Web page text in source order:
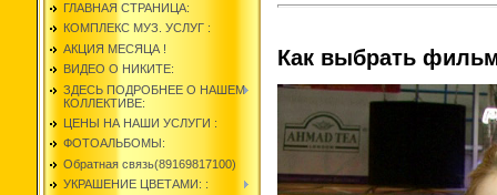
ГЛАВНАЯ СТРАНИЦА:
КОМПЛЕКС МУЗ. УСЛУГ :
АКЦИЯ МЕСЯЦА !
ВИДЕО О НИКИТЕ:
ЗДЕСЬ ПОДРОБНЕЕ О НАШЕМ
КОЛЛЕКТИВЕ:
ЦЕНЫ НА НАШИ УСЛУГИ :
ФОТОАЛЬБОМЫ:
Обратная связь(89169817100)
УКРАШЕНИЕ ЦВЕТАМИ: :
Как выбрать